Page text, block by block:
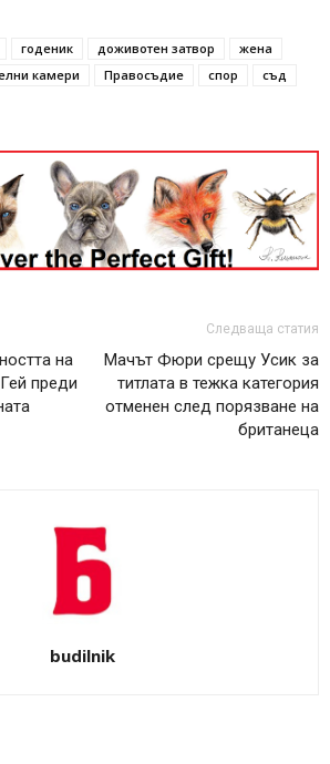
годеник доживотен затвор
жена
камери Правосъдие спор
съд
на
преди
Следваща статия
Мачът Фюри срещу Усик за
титлата в тежка категория
отменен след порязване на
британеца
budilnik